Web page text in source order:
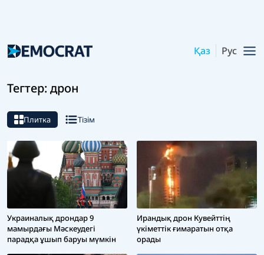
Қаз Рус
Тегтер: дрон
Плитка Тізім
Украиналық дрондар 9
мамырдағы Мәскеудегі
парадқа ұшып баруы мүмкін
Ирандық дрон Кувейттің
үкіметтік ғимаратын отқа
орады